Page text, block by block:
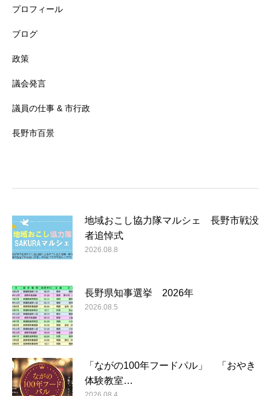
プロフィール
ブログ
政策
議会発言
議員の仕事 & 市行政
長野市百景
地域おこし協力隊マルシェ 長野市戦没
者追悼式
2026.08.8
長野県知事選挙 2026年
2026.08.5
「ながの100年フードパル」 「おやき
体験教室…